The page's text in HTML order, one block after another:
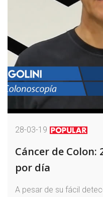
28-03-19
Cáncer de Colon:
por día
A pesar de su fácil